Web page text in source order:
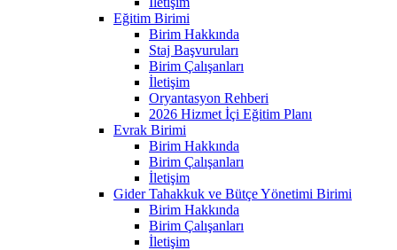
Eğitim Birimi
Birim Hakkında
Staj Başvuruları
Birim Çalışanları
İletişim
Oryantasyon Rehberi
2026 Hizmet İçi Eğitim Planı
Evrak Birimi
Birim Hakkında
Birim Çalışanları
İletişim
Gider Tahakkuk ve Bütçe Yönetimi Birimi
Birim Hakkında
Birim Çalışanları
İletişim